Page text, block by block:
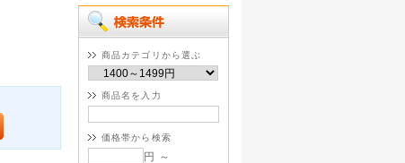
商品カテゴリから選ぶ
商品名を入力
価格帯から検索
円 ～